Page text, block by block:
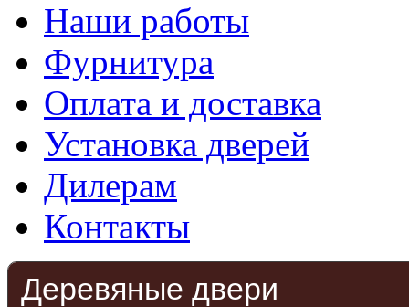
Наши работы
Фурнитура
Оплата и доставка
Установка дверей
Дилерам
Контакты
Деревяные двери